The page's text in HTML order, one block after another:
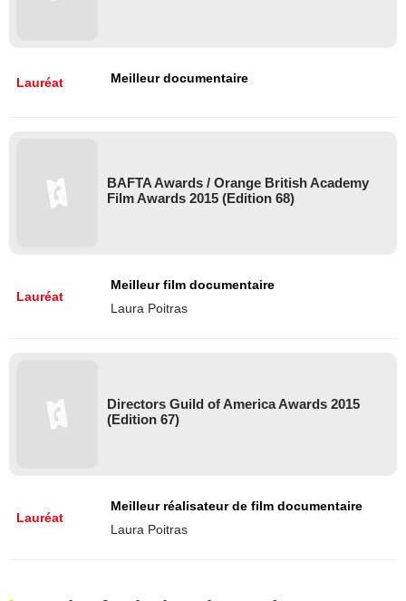
Lauréat Meilleur documentaire
BAFTA Awards / Orange British Academy
Film Awards 2015 (Edition 68)
Lauréat
Meilleur film documentaire
Laura Poitras
Directors Guild of America Awards 2015
(Edition 67)
Lauréat
Meilleur réalisateur de film documentaire
Laura Poitras